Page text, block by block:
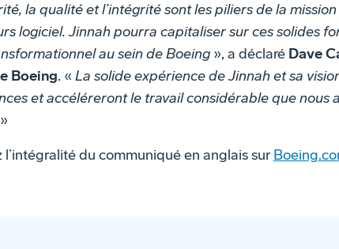
la qualité et l’intégrité sont les piliers de la
logiciel. Jinnah pourra capitaliser sur ces solides
au sein de Boeing», a déclaré Dave
Boeing. « La solide expérience de Jinnah et sa
et accéléreront le travail considérable que nous
»
l’intégralité du communiqué en anglais sur